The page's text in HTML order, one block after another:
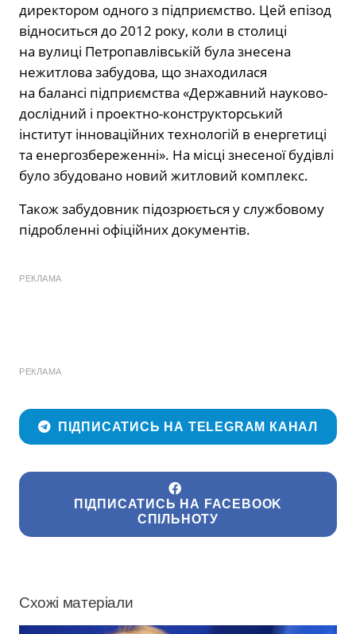
директором одного з підприємство. Цей епізод
відноситься до 2012 року, коли в столиці
на вулиці Петропавлівській була знесена
нежитлова забудова, що знаходилася
на балансі підприємства «Державний науково-
дослідний і проектно-конструкторський
інститут інноваційних технологій в енергетиці
та енергозбереженні». На місці знесеної будівлі
було збудовано новий житловий комплекс.
Також забудовник підозрюється у службовому
підробленні офіційних документів.
РЕКЛАМА
РЕКЛАМА
ПІДПИСАТИСЬ НА TELEGRAM КАНАЛ
ПІДПИСАТИСЬ НА FACEBOOK
СПІЛЬНОТУ
Схожі матеріали